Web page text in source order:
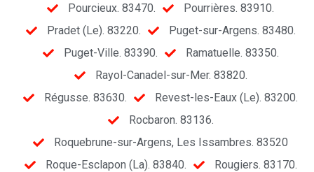
Pourcieux. 83470.
Pourrières. 83910.
Pradet (Le). 83220.
Puget-sur-Argens. 83480.
Puget-Ville. 83390.
Ramatuelle. 83350.
Rayol-Canadel-sur-Mer. 83820.
Régusse. 83630.
Revest-les-Eaux (Le). 83200.
Rocbaron. 83136.
Roquebrune-sur-Argens, Les Issambres. 83520
Roque-Esclapon (La). 83840.
Rougiers. 83170.